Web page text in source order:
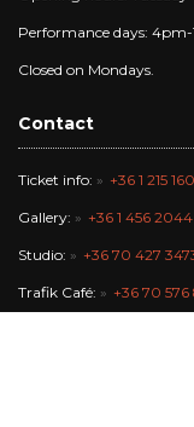
Performance days:
Closed on Mondays.
Contact
Ticket info: +36 1 215
Gallery: +36 1 456 2044
Studio: +36 70 427
Trafik Café: +36 70 576